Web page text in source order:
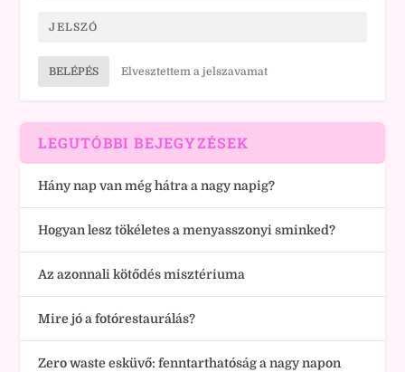
BELÉPÉS Elvesztettem a jelszavamat
LEGUTÓBBI BEJEGYZÉSEK
Hány nap van még hátra a nagy napig?
Hogyan lesz tökéletes a menyasszonyi sminked?
Az azonnali kötődés misztériuma
Mire jó a fotórestaurálás?
Zero waste esküvő: fenntarthatóság a nagy napon